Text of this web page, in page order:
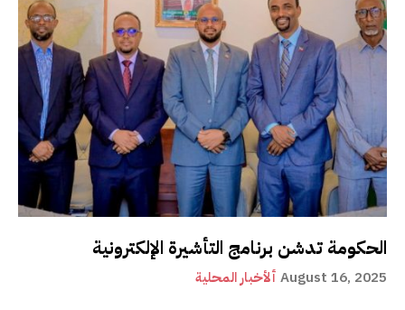
الحكومة تدشن برنامج التأشيرة الإلكترونية
ألأخبار المحلية August 16, 2025